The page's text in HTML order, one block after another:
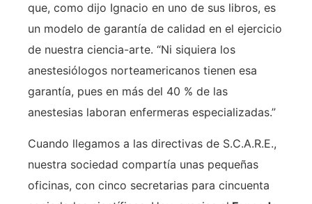
que, como dijo Ignacio en uno de sus libros, es
un modelo de garantía de calidad en el ejercicio
de nuestra ciencia-arte. “Ni siquiera los
anestesiólogos norteamericanos tienen esa
garantía, pues en más del 40 % de las
anestesias laboran enfermeras especializadas.”
Cuando llegamos a las directivas de S.C.A.R.E.,
nuestra sociedad compartía unas pequeñas
oficinas, con cinco secretarias para cincuenta